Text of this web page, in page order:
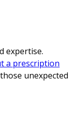
expertise.
a prescription
unexpected